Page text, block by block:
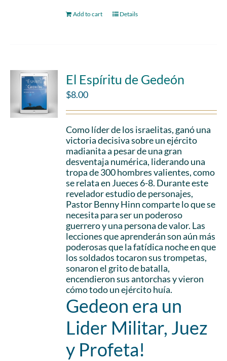
Add to cart Details
El Espíritu de Gedeón
$8.00
Como líder de los israelitas, ganó una
victoria decisiva sobre un ejército
madianita a pesar de una gran
desventaja numérica, liderando una
tropa de 300 hombres valientes, como
se relata en Jueces 6-8. Durante este
revelador estudio de personajes,
Pastor Benny Hinn comparte lo que se
necesita para ser un poderoso
guerrero y una persona de valor. Las
lecciones que aprenderán son aún más
poderosas que la fatídica noche en que
los soldados tocaron sus trompetas,
sonaron el grito de batalla,
encendieron sus antorchas y vieron
cómo todo un ejército huía.
Gedeon era un
Lider Militar, Juez
y Profeta!